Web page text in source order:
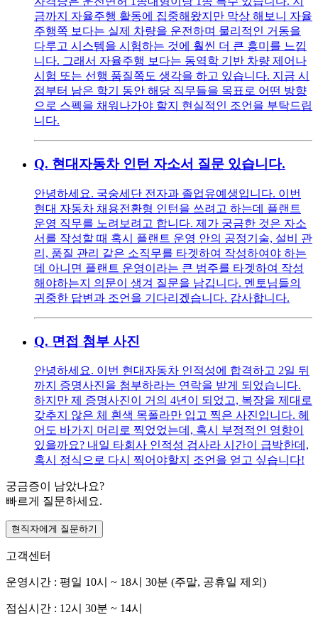
금까지 자율주행 활동에 집중해왔지만 막상 해보니 자율
주행쪽 보다는 실제 차량을 운전하며 물리적인 거동을
다루고 시스템을 시험하는 것에 훨씬 더 큰 흥미를 느낍
니다. 그래서 자율주행 보다는 동역학 기반 차량 제어나
시험 또는 선행 품질쪽도 생각을 하고 있습니다. 지금 시
점부터 남은 학기 동안 해당 직무들을 목표로 어떤 방향
으로 스펙을 채워나가야 할지 현실적인 조언을 부탁드립
니다.
Q. 현대자동차 인턴 자소서 질문 있습니다.
안녕하세요. 국숭세단 전자과 졸업유예생입니다. 이번
현대 자동차 채용전환형 인턴을 쓰려고 하는데 플랜트
운영 직무를 노려보려고 합니다. 제가 궁금한 것은 자소
서를 작성할 때 혹시 플랜트 운영 안의 공정기술, 설비 관
리, 품질 관리 같은 소직무를 타겟하여 작성하여야 하는
데 아니면 플랜트 운영이라는 큰 범주를 타겟하여 작성
해야하는지 의문이 생겨 질문을 남깁니다. 멘토님들의
귀중한 답변과 조언을 기다리겠습니다. 감사합니다.
Q. 면접 첨부 사진
안녕하세요. 이번 현대자동차 인적성에 합격하고 2일 뒤
까지 증명사진을 첨부하라는 연락을 받게 되었습니다.
하지만 제 증명사진이 거의 4년이 되었고, 복장을 제대로
갖추지 않은 체 흰색 목폴라만 입고 찍은 사진입니다. 헤
어도 바가지 머리로 찍었었는데, 혹시 부정적인 영향이
있을까요? 내일 타회사 인적성 검사라 시간이 급박한데,
혹시 정식으로 다시 찍어야할지 조언을 얻고 싶습니다!
궁금증이 남았나요?
빠르게 질문하세요.
현직자에게 질문하기
고객센터
운영시간 : 평일 10시 ~ 18시 30분 (주말, 공휴일 제외)
점심시간 : 12시 30분 ~ 14시